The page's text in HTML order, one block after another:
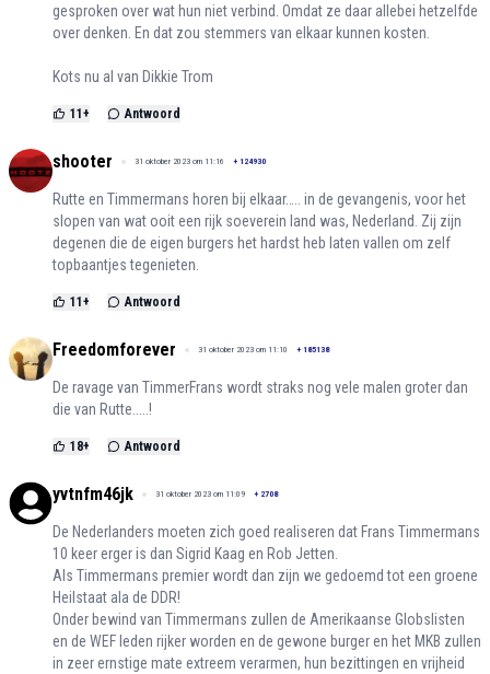
gesproken over wat hun niet verbind. Omdat ze daar allebei hetzelfde
over denken. En dat zou stemmers van elkaar kunnen kosten.
Kots nu al van Dikkie Trom
11 + Antwoord
shooter 31 oktober 2023 om 11:16 + 124930
Rutte en Timmermans horen bij elkaar….. in de gevangenis, voor het
slopen van wat ooit een rijk soeverein land was, Nederland. Zij zijn
degenen die de eigen burgers het hardst heb laten vallen om zelf
topbaantjes tegenieten.
11 + Antwoord
Freedomforever 31 oktober 2023 om 11:10 + 185138
De ravage van TimmerFrans wordt straks nog vele malen groter dan
die van Rutte.....!
18+ Antwoord
yvtnfm46jk 31 oktober 2023 om 11:09 + 2708
De Nederlanders moeten zich goed realiseren dat Frans Timmermans
10 keer erger is dan Sigrid Kaag en Rob Jetten.
Als Timmermans premier wordt dan zijn we gedoemd tot een groene
Heilstaat ala de DDR!
Onder bewind van Timmermans zullen de Amerikaanse Globslisten
en de WEF leden rijker worden en de gewone burger en het MKB zullen
in zeer ernstige mate extreem verarmen, hun bezittingen en vrijheid